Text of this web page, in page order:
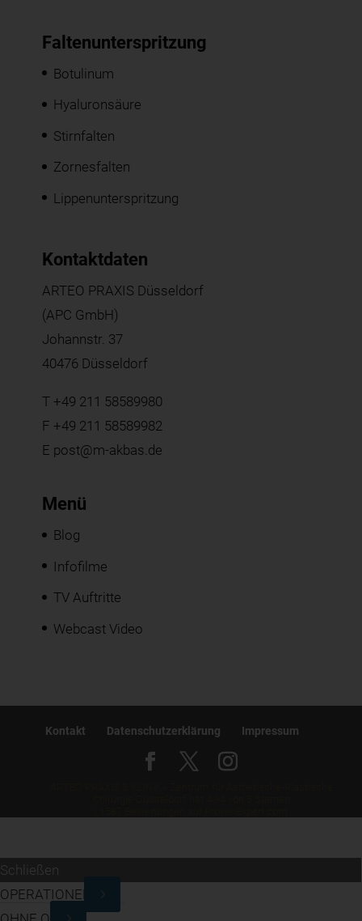
Faltenunterspritzung
Botulinum
Hyaluronsäure
Stirnfalten
Zornesfalten
Lippenunterspritzung
Kontaktdaten
ARTEO PRAXIS Düsseldorf
(APC GmbH)
Johannstr. 37
40476 Düsseldorf
T +49 211 58589980
F +49 211 58589982
E post@m-akbas.de
Menü
Blog
Infofilme
TV Auftritte
Webcast Video
Kontakt Datenschutzerklärung Impressum
Schließen
OPERATIONEN